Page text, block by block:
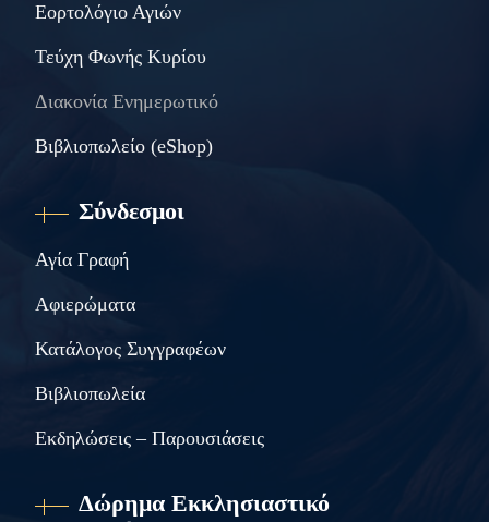
Εορτολόγιο Αγιών
Τεύχη Φωνής Κυρίου
Διακονία Ενημερωτικό
Βιβλιοπωλείο (eShop)
Σύνδεσμοι
Αγία Γραφή
Αφιερώματα
Κατάλογος Συγγραφέων
Βιβλιοπωλεία
Εκδηλώσεις – Παρουσιάσεις
Δώρημα Εκκλησιαστικό